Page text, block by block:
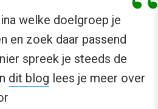
welke doelgroep je
en zoek daar passend
spreek je steeds de
dit blog lees je meer over